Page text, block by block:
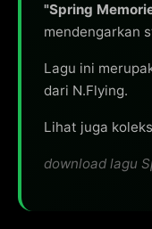
"Spring
mendengarkan
Lagu ini
dari N.Flying.
Lihat juga
download lagu